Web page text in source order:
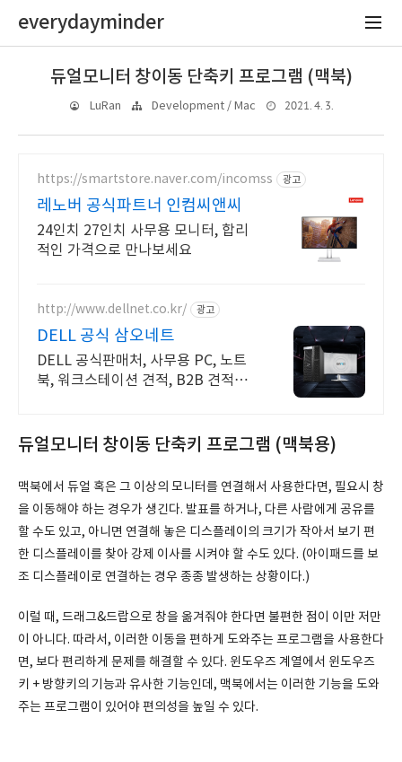
everydayminder
듀얼모니터 창이동 단축키 프로그램 (맥북)
LuRan Development / Mac 2021. 4. 3.
https://smartstore.naver.com/incomss 광고
레노버 공식파트너 인컴씨앤씨
24인치 27인치 사무용 모니터, 합리
적인 가격으로 만나보세요
http://www.dellnet.co.kr/ 광고
DELL 공식 삼오네트
DELL 공식판매처, 사무용 PC, 노트
북, 워크스테이션 견적, B2B 견적문
듀얼모니터 창이동 단축키 프로그램 (맥북용)
맥북에서 듀얼 혹은 그 이상의 모니터를 연결해서 사용한다면, 필요시 창
을 이동해야 하는 경우가 생긴다. 발표를 하거나, 다른 사람에게 공유를
할 수도 있고, 아니면 연결해 놓은 디스플레이의 크기가 작아서 보기 편
한 디스플레이를 찾아 강제 이사를 시켜야 할 수도 있다. (아이패드를 보
조 디스플레이로 연결하는 경우 종종 발생하는 상황이다.)
이럴 때, 드래그&드랍으로 창을 옮겨줘야 한다면 불편한 점이 이만 저만
이 아니다. 따라서, 이러한 이동을 편하게 도와주는 프로그램을 사용한다
면, 보다 편리하게 문제를 해결할 수 있다. 윈도우즈 계열에서 윈도우즈
키 + 방향키의 기능과 유사한 기능인데, 맥북에서는 이러한 기능을 도와
주는 프로그램이 있어야 편의성을 높일 수 있다.